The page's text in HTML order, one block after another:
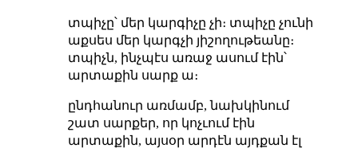
տպիչը՝ մեր կարգիչը չի։ տպիչը չունի
աքսես մեր կարգչի յիշողութեանը։
տպիչն, ինչպէս առաջ ասում էին՝
արտաքին սարք ա։
ընդհանուր առմամբ, նախկինում
շատ սարքեր, որ կոչւում էին
արտաքին, այսօր արդէն այդքան էլ